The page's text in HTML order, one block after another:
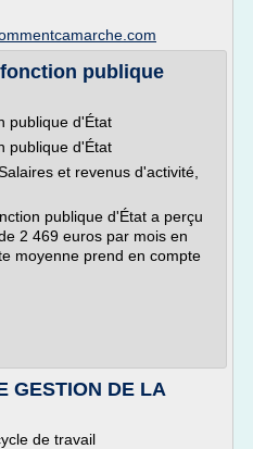
publique
publique d'État
publique d'État
et revenus d'activité,
publique d'État a perçu
2 469 euros par mois en
moyenne prend en compte
GESTION DE LA
de travail